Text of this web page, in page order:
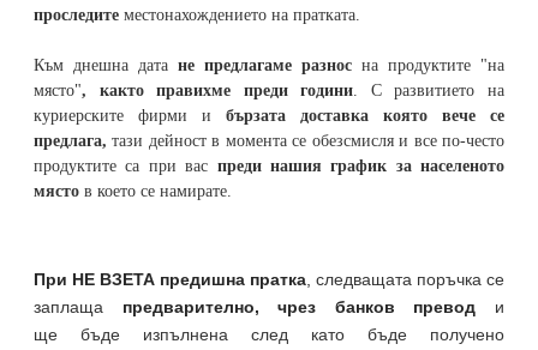
проследите местонахождението на пратката
Към днешна дата не предлагаме разнос на продуктите "на
място", както правихме преди години . С развитието на
куриерските фирми и бързата доставка която вече се
предлага, тази дейност в момента се обезсмисля и все по-често
продуктите са при вас преди нашия график за населеното
място в което се намирате.
При НЕ ВЗЕТА предишна пратка следващата поръчка се
заплаща предварително, чрез банков превод и
ще бъде изпълнена след като бъде получено